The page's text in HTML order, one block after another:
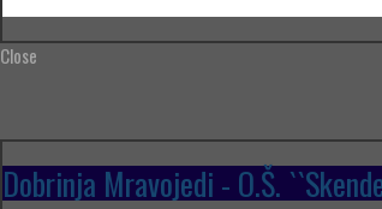
Close
Dobrinja Mravojedi - O.Š.